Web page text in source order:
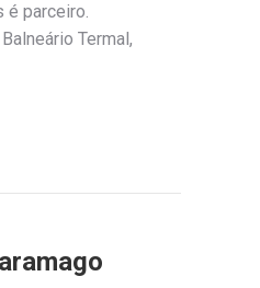
é parceiro.
Termal,